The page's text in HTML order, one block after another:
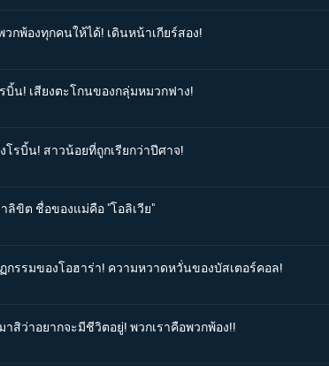
กพ้องทุกคนให้ได้! เดินหน้าเกียร์สอง!
บิ้น! เสียงตะโกนของกลุ่มหมวกฟาง!
โรบิ้น! สาวน้อยที่ถูกเรียกว่าปีศาจ!
ลิขิต ชื่อของแม่คือ "โอลิเวีย"
กรรมของโอฮาร่า! ความหวาดหวั่นของบัสเตอร์คอล!
สิว่าอยากจะมีชีวิตอยู่! พวกเราคือพวกพ้อง!!